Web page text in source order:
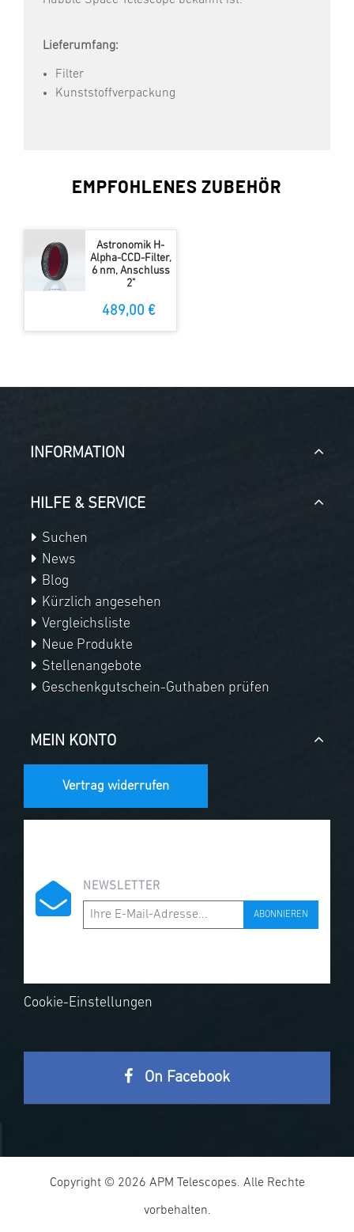
Lieferumfang:
Filter
Kunststoffverpackung
EMPFOHLENES ZUBEHÖR
Astronomik H-
Alpha-CCD-Filter,
6 nm, Anschluss
2"
489,00 €
INFORMATION
HILFE & SERVICE
Suchen
News
Blog
Kürzlich angesehen
Vergleichsliste
Neue Produkte
Stellenangebote
Geschenkgutschein-Guthaben prüfen
MEIN KONTO
Vertrag widerrufen
NEWSLETTER
ABONNIEREN
Cookie-Einstellungen
On Facebook
Copyright © 2026 APM Telescopes. Alle Rechte
vorbehalten.